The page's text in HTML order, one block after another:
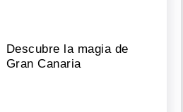
Descubre la magia de
Gran Canaria